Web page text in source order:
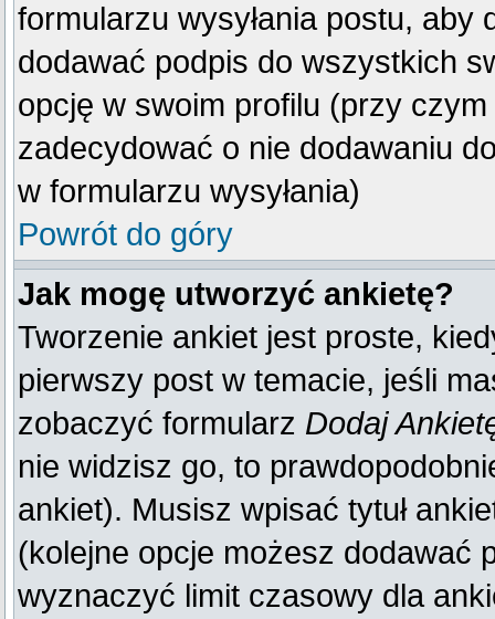
formularzu wysyłania postu,
dodawać podpis do wszystkich
opcję w swoim profilu (przy
zadecydować o nie dodawaniu
w formularzu wysyłania)
Powrót do góry
Jak mogę utworzyć ankietę?
Tworzenie ankiet jest proste,
pierwszy post w temacie, jeśli
zobaczyć formularz Dodaj
nie widzisz go, to
ankiet). Musisz wpisać tytuł
(kolejne opcje możesz dodawać
wyznaczyć limit czasowy dla